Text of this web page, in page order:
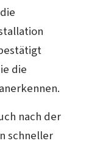
die
nach der
schneller